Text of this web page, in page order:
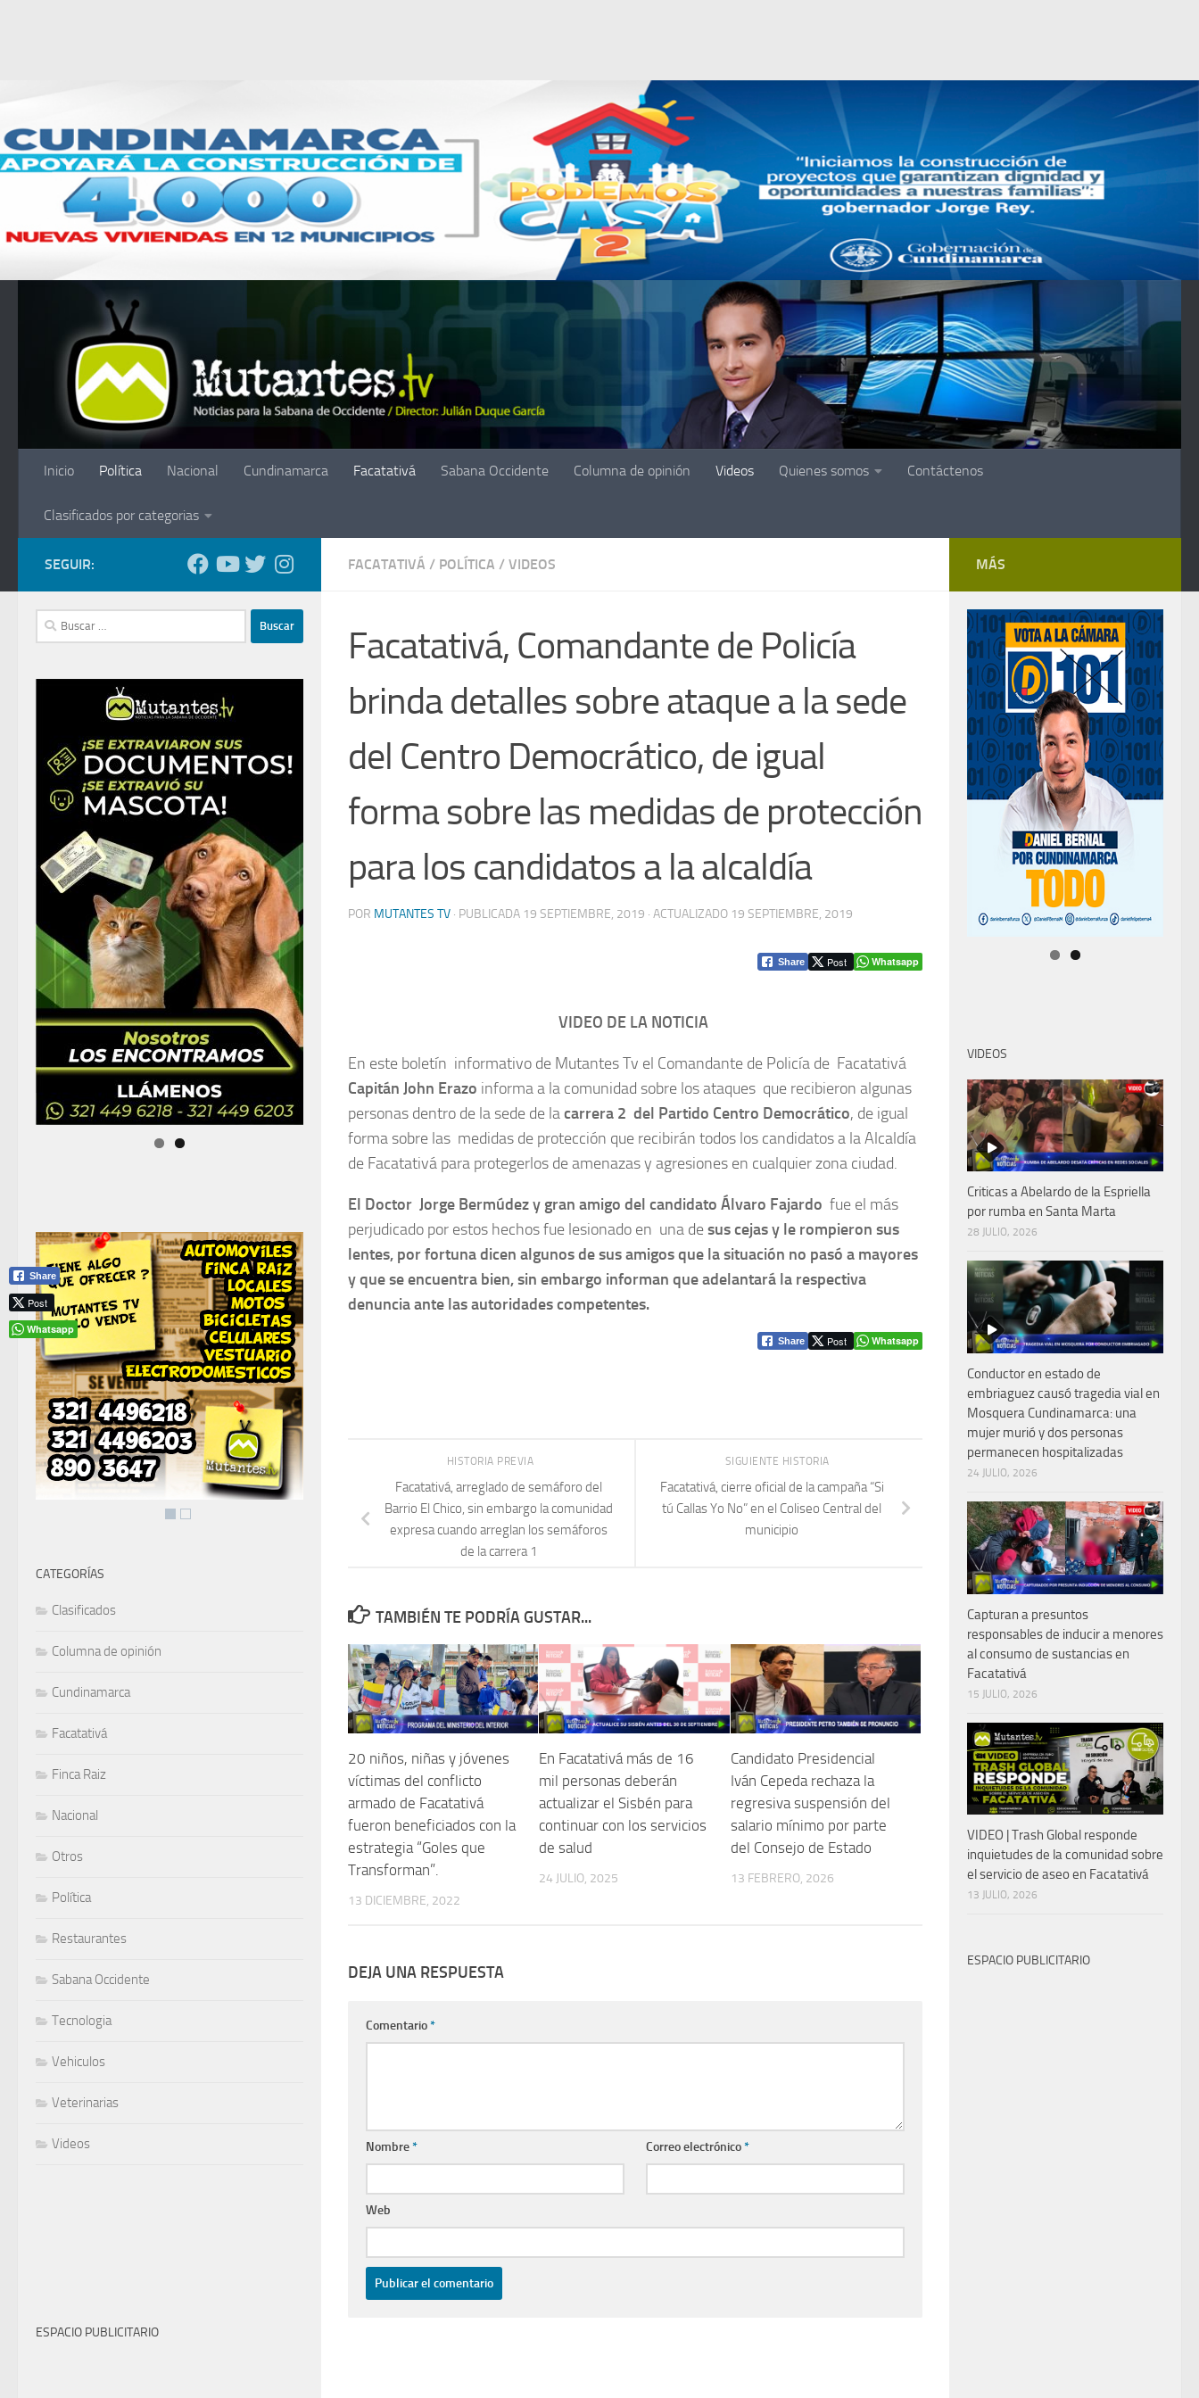
Inicio Política Nacional Cundinamarca Facatativá Sabana Occidente Columna de opinión Videos Quienes somos Contáctenos
Clasificados por categorias
FACATATIVÁ / POLÍTICA / VIDEOS
Facatativá, Comandante de Policía
brinda detalles sobre ataque a la sede
del Centro Democrático, de igual
forma sobre las medidas de protección
para los candidatos a la alcaldía
POR MUTANTES TV · PUBLICADA 19 SEPTIEMBRE, 2019 · ACTUALIZADO 19 SEPTIEMBRE, 2019
Share Post Whatsapp
VIDEO DE LA NOTICIA
En este boletín informativo de Mutantes Tv el Comandante de Policía de Facatativá
Capitán John Erazo informa a la comunidad sobre los ataques que recibieron algunas
personas dentro de la sede de lacarrera 2 del Partido Centro Democrático, de igual
forma sobre las medidas de protección que recibirán todos los candidatos a la Alcaldía
de Facatativá para protegerlos de amenazas y agresiones en cualquier zona ciudad.
El Doctor Jorge Bermúdez y gran amigo del candidato Álvaro Fajardo fue el más
perjudicado por estos hechos fue lesionado en una desus cejas y le rompieron sus
lentes, por fortuna dicen algunos de sus amigos que la situación no pasó a mayores
y que se encuentra bien, sin embargo informan que adelantará la respectiva
denuncia ante las autoridades competentes.
Share Post Whatsapp
SIGUIENTE HISTORIA
Facatativá, cierre oficial de la campaña “Si
tú Callas Yo No” en el Coliseo Central del
municipio
HISTORIA PREVIA
Facatativá, arreglado de semáforo del
Barrio El Chico, sin embargo la comunidad
expresa cuando arreglan los semáforos
de la carrera 1
TAMBIÉN TE PODRÍA GUSTAR...
20 niños, niñas y jóvenes
víctimas del conflicto
armado de Facatativá
fueron beneficiados con la
estrategia “Goles que
Transforman”.
13 DICIEMBRE, 2022
En Facatativá más de 16
mil personas deberán
actualizar el Sisbén para
continuar con los servicios
de salud
24 JULIO, 2025
Candidato Presidencial
Iván Cepeda rechaza la
regresiva suspensión del
salario mínimo por parte
del Consejo de Estado
13 FEBRERO, 2026
DEJA UNA RESPUESTA
Comentario*
Nombre* Correo electrónico*
Web
SEGUIR:
Buscar:
CATEGORÍAS
Clasificados
Columna de opinión
Cundinamarca
Facatativá
Finca Raiz
Nacional
Otros
Política
Restaurantes
Sabana Occidente
Tecnologia
Vehiculos
Veterinarias
Videos
ESPACIO PUBLICITARIO
MÁS
VIDEOS
Criticas a Abelardo de la Espriella
por rumba en Santa Marta
28 JULIO, 2026
Conductor en estado de
embriaguez causó tragedia vial en
Mosquera Cundinamarca: una
mujer murió y dos personas
permanecen hospitalizadas
24 JULIO, 2026
Capturan a presuntos
responsables de inducir a menores
al consumo de sustancias en
Facatativá
15 JULIO, 2026
VIDEO | Trash Global responde
inquietudes de la comunidad sobre
el servicio de aseo en Facatativá
13 JULIO, 2026
ESPACIO PUBLICITARIO
Share
Post
Whatsapp